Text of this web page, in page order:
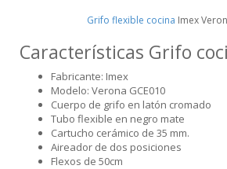
Grifo flexible cocina Imex
Características Grifo
Fabricante: Imex
Modelo: Verona GCE010
Cuerpo de grifo en latón cromado
Tubo flexible en negro mate
Cartucho cerámico de 35 mm.
Aireador de dos posiciones
Flexos de 50cm